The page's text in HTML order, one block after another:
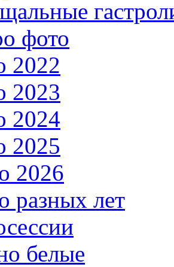
фото
2022
2023
2024
2025
2026
разных лет
белые